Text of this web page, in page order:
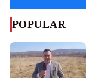
POPULAR